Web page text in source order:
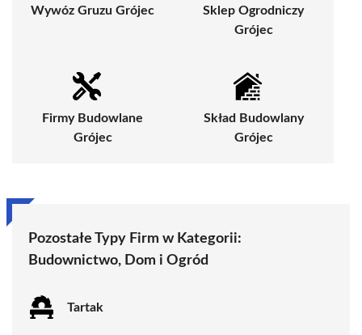
Wywóz Gruzu Grójec
Sklep Ogrodniczy
Grójec
Firmy Budowlane
Grójec
Skład Budowlany
Grójec
Pozostałe Typy Firm w Kategorii:
Budownictwo, Dom i Ogród
Tartak